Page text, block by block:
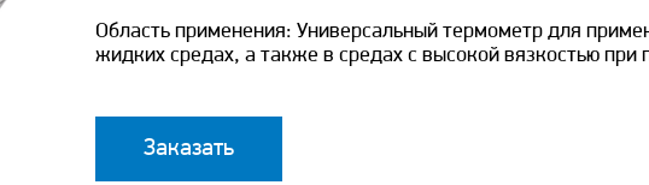
Область применения: Универсальный термометр для
жидких средах, а также в средах с высокой вязкостью при
Заказать